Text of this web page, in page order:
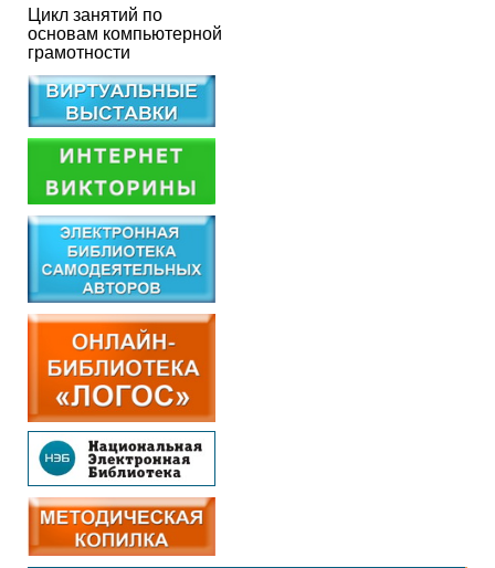
Цикл занятий по
основам компьютерной
грамотности